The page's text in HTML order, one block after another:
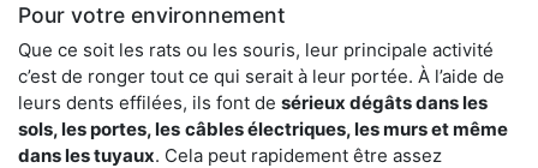
Pour votre environnement
Que ce soit les rats ou les souris, leur principale activité
c’est de ronger tout ce qui serait à leur portée. À l’aide de
leurs dents effilées, ils font de sérieux dégâts dans les
sols, les portes, les câbles électriques, les murs et même
dans les tuyaux. Cela peut rapidement être assez